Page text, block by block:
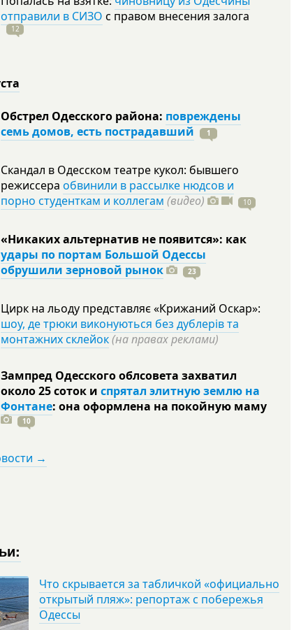
отправили в СИЗО с правом внесения залога
12
Обстрел Одесского района: повреждены
семь домов, есть пострадавший
1
Скандал в Одесском театре кукол: бывшего
режиссера обвинили в рассылке нюдсов и
порно студенткам и коллегам (видео) 10
«Никаких альтернатив не появится»: как
удары по портам Большой Одессы
обрушили зерновой рынок
23
Цирк на льоду представляє «Крижаний Оскар»:
шоу, де трюки виконуються без дублерів та
монтажних склейок(на правах реклами)
Зампред Одесского облсовета захватил
около 25 соток и спрятал элитную землю на
Фонтане: она оформлена на покойную маму
10
→
Что скрывается за табличкой «официально
открытый пляж»: репортаж с побережья
Одессы